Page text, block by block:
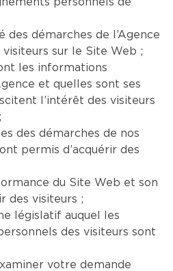
des démarches de l’Agence
sur le Site Web ;
les informations
et quelles sont ses
l’intérêt des visiteurs
des démarches de nos
permis d’acquérir des
du Site Web et son
des visiteurs ;
législatif auquel les
des visiteurs sont
votre demande